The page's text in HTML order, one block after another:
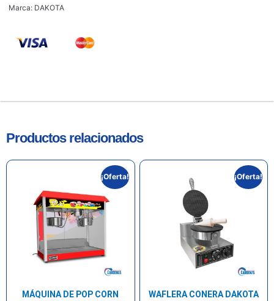
Marca: DAKOTA
Productos relacionados
¡Oferta!
MÁQUINA DE POP CORN
¡Oferta!
WAFLERA CONERA DAKOTA